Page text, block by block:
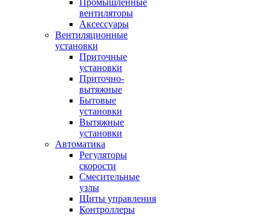
Промышленные
вентиляторы
Аксессуары
Вентиляционные
установки
Приточные
установки
Приточно-
вытяжные
Бытовые
установки
Вытяжные
установки
Автоматика
Регуляторы
скорости
Смесительные
узлы
Щиты управления
Контроллеры